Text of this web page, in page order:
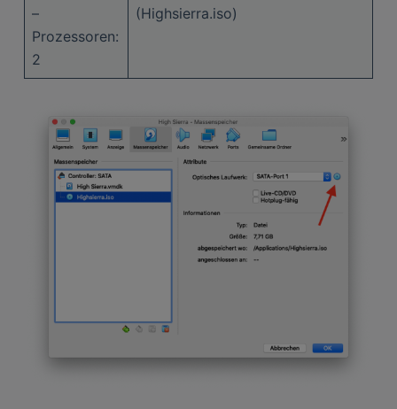
–
Prozessoren:
2
(Highsierra.iso)